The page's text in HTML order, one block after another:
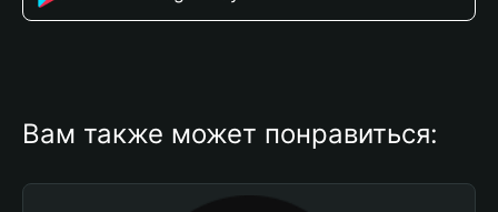
Вам также может понравиться: